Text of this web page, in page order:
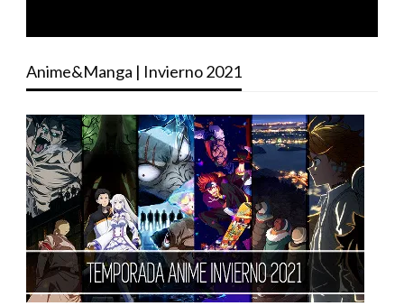
Anime&Manga | Invierno 2021